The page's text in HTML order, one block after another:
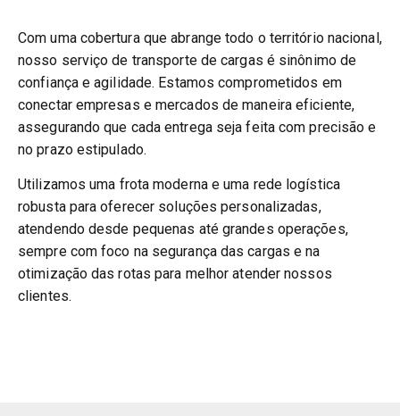
Com uma cobertura que abrange todo o território nacional,
nosso serviço de transporte de cargas é sinônimo de
confiança e agilidade. Estamos comprometidos em
conectar empresas e mercados de maneira eficiente,
assegurando que cada entrega seja feita com precisão e
no prazo estipulado.
Utilizamos uma frota moderna e uma rede logística
robusta para oferecer soluções personalizadas,
atendendo desde pequenas até grandes operações,
sempre com foco na segurança das cargas e na
otimização das rotas para melhor atender nossos
clientes.